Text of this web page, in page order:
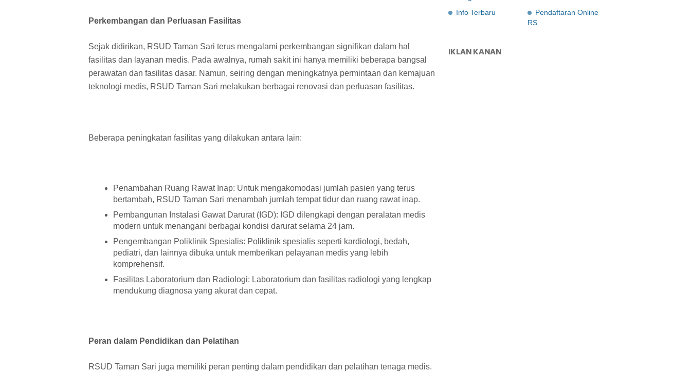
Perkembangan dan Perluasan Fasilitas
Sejak didirikan, RSUD Taman Sari terus mengalami perkembangan signifikan dalam hal
fasilitas dan layanan medis. Pada awalnya, rumah sakit ini hanya memiliki beberapa bangsal
perawatan dan fasilitas dasar. Namun, seiring dengan meningkatnya permintaan dan kemajuan
teknologi medis, RSUD Taman Sari melakukan berbagai renovasi dan perluasan fasilitas.
Beberapa peningkatan fasilitas yang dilakukan antara lain:
Penambahan Ruang Rawat Inap: Untuk mengakomodasi jumlah pasien yang terus
bertambah, RSUD Taman Sari menambah jumlah tempat tidur dan ruang rawat inap.
Pembangunan Instalasi Gawat Darurat (IGD): IGD dilengkapi dengan peralatan medis
modern untuk menangani berbagai kondisi darurat selama 24 jam.
Pengembangan Poliklinik Spesialis: Poliklinik spesialis seperti kardiologi, bedah,
pediatri, dan lainnya dibuka untuk memberikan pelayanan medis yang lebih
komprehensif.
Fasilitas Laboratorium dan Radiologi: Laboratorium dan fasilitas radiologi yang lengkap
mendukung diagnosa yang akurat dan cepat.
Peran dalam Pendidikan dan Pelatihan
RSUD Taman Sari juga memiliki peran penting dalam pendidikan dan pelatihan tenaga medis.
Info Terbaru
Pendaftaran Online
RS
IKLAN KANAN